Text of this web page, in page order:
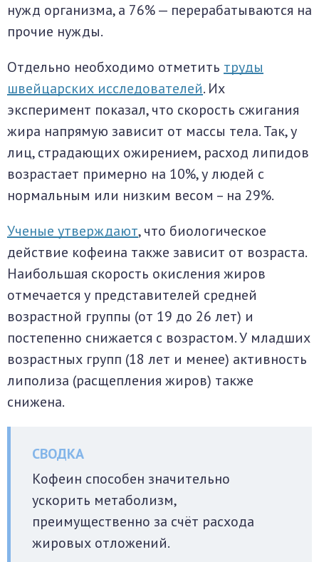
нужд организма, а 76% — перерабатываются на
прочие нужды.
Отдельно необходимо отметить труды
швейцарских исследователей. Их
эксперимент показал, что скорость сжигания
жира напрямую зависит от массы тела. Так, у
лиц, страдающих ожирением, расход липидов
возрастает примерно на 10%, у людей с
нормальным или низким весом – на 29%.
Ученые утверждают, что биологическое
действие кофеина также зависит от возраста.
Наибольшая скорость окисления жиров
отмечается у представителей средней
возрастной группы (от 19 до 26 лет) и
постепенно снижается с возрастом. У младших
возрастных групп (18 лет и менее) активность
липолиза (расщепления жиров) также
снижена.
Кофеин способен значительно
ускорить метаболизм,
преимущественно за счёт расхода
жировых отложений.